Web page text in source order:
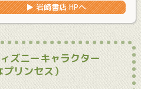
▶ 岩崎書店 HPへ
ズニーキャラクター
リンセス）